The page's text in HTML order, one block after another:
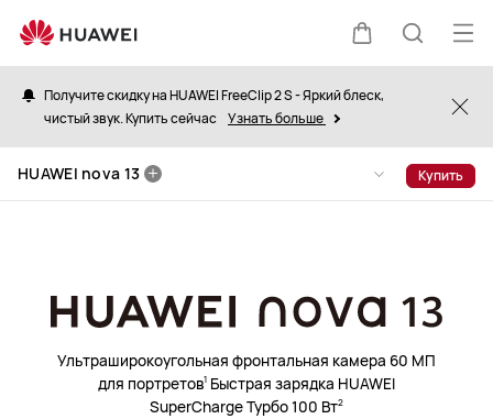
nova
13
Щупальца
Поиск
сайту
Получите скидку на HUAWEI FreeClip 2 S - Яркий блеск,
чистый звук. Купить сейчас Узнать больше
HUAWEI nova 13 Купить
Ультраширокоугольная фронтальная камера 60 МП
для портретов1 Быстрая зарядка HUAWEI
SuperCharge Турбо 100 Вт2